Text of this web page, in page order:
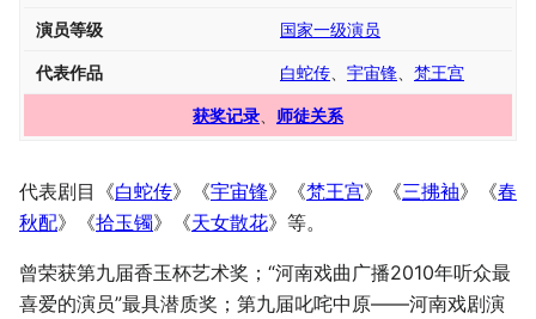
演员等级 国家一级演员
代表作品 白蛇传 宇宙锋 梵王宫
获奖记录 师徒关系
代表剧目《白蛇传》《宇宙锋》《梵王宫》《三拂袖》《春
秋配》《拾玉镯》《天女散花》等。
曾荣获第九届香玉杯艺术奖；“河南戏曲广播2010年听众最
喜爱的演员”最具潜质奖；第九届叱咤中原——河南戏剧演